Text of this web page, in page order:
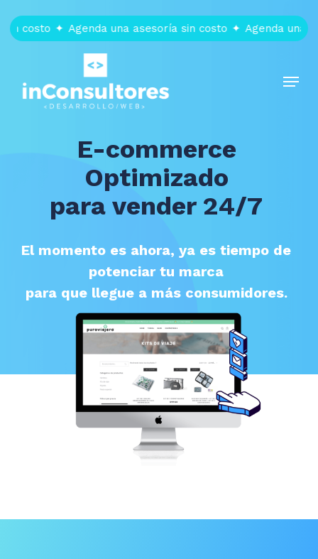
to
main
✦ Agenda una asesoría sin costo ✦ Agenda una
Menu
E-commerce
Optimizado
para vender 24/7
El momento es ahora, ya es tiempo de
potenciar tu marca
para que llegue a más consumidores.